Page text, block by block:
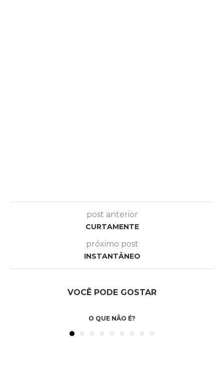
post anterior
CURTAMENTE
próximo post
INSTANTÂNEO
VOCÊ PODE GOSTAR
O QUE NÃO É?